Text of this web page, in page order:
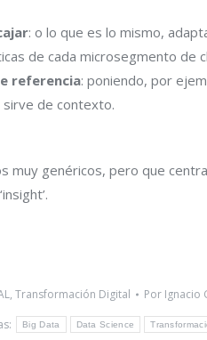
: o lo que es lo mismo,
de cada microsegmento de
referencia: poniendo, por
sirve de contexto.
muy genéricos, pero que
, Transformación Digital Por Ignacio
Big Data Data Science